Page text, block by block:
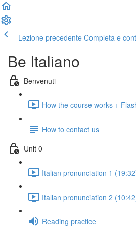
Lezione precedente Completa e
Be Italiano
Benvenuti
How the course works +
How to contact us
Unit 0
Italian pronunciation 1
Italian pronunciation 2
Reading practice